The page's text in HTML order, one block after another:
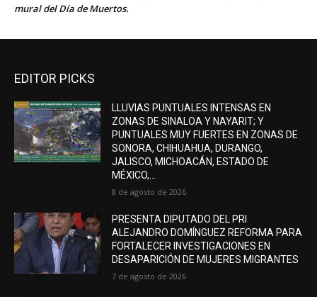
mural del Día de Muertos.
EDITOR PICKS
LLUVIAS PUNTUALES INTENSAS EN
ZONAS DE SINALOA Y NAYARIT; Y
PUNTUALES MUY FUERTES EN ZONAS DE
SONORA, CHIHUAHUA, DURANGO,
JALISCO, MICHOACÁN, ESTADO DE
MÉXICO,...
8 de agosto de 2026
PRESENTA DIPUTADO DEL PRI
ALEJANDRO DOMÍNGUEZ REFORMA PARA
FORTALECER INVESTIGACIONES EN
DESAPARICIÓN DE MUJERES MIGRANTES
7 de agosto de 2026